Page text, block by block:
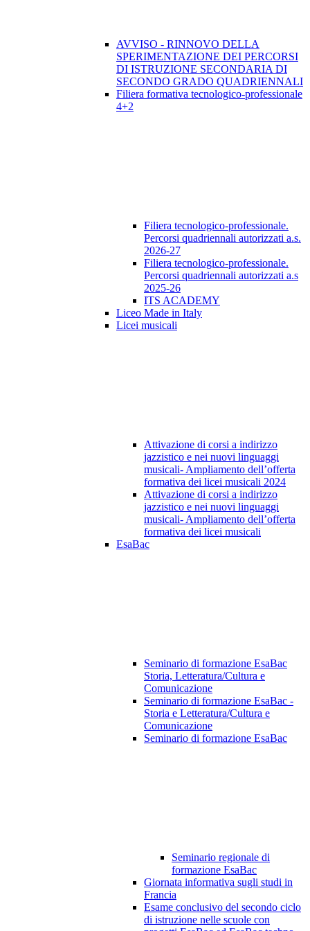
AVVISO - RINNOVO DELLA
SPERIMENTAZIONE DEI PERCORSI
DI ISTRUZIONE SECONDARIA DI
SECONDO GRADO QUADRIENNALI
Filiera formativa tecnologico-professionale
4+2
Filiera tecnologico-professionale.
Percorsi quadriennali autorizzati a.s.
2026-27
Filiera tecnologico-professionale.
Percorsi quadriennali autorizzati a.s
2025-26
ITS ACADEMY
Liceo Made in Italy
Licei musicali
Attivazione di corsi a indirizzo
jazzistico e nei nuovi linguaggi
musicali- Ampliamento dell’offerta
formativa dei licei musicali 2024
Attivazione di corsi a indirizzo
jazzistico e nei nuovi linguaggi
musicali- Ampliamento dell’offerta
formativa dei licei musicali
EsaBac
Seminario di formazione EsaBac
Storia, Letteratura/Cultura e
Comunicazione
Seminario di formazione EsaBac -
Storia e Letteratura/Cultura e
Comunicazione
Seminario di formazione EsaBac
Seminario regionale di
formazione EsaBac
Giornata informativa sugli studi in
Francia
Esame conclusivo del secondo ciclo
di istruzione nelle scuole con